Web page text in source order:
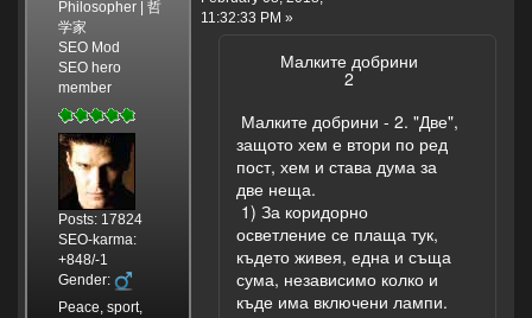
Philosopher | 哲
学家
SEO Mod
SEO hero
member
Posts: 17824
SEO-karma:
+848/-1
Gender:
Peace, sport,
11:32:33 PM »
Малките добрини
2
Малките добрини - 2. "Две",
защото хем е втори по ред
пост, хем и става дума за
две неща.
1) За коридорно
осветление се плаща тук,
където живея, една и съща
сума, независимо колко и
къде има включени лампи.